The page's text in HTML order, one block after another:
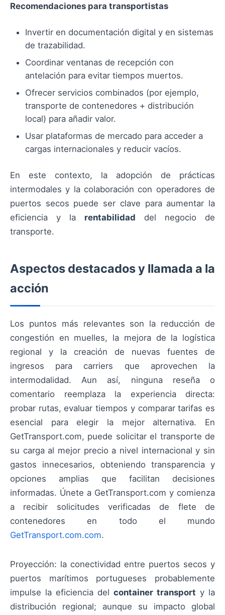
Recomendaciones para transportistas
Invertir en documentación digital y en sistemas
de trazabilidad.
Coordinar ventanas de recepción con
antelación para evitar tiempos muertos.
Ofrecer servicios combinados (por ejemplo,
transporte de contenedores + distribución
local) para añadir valor.
Usar plataformas de mercado para acceder a
cargas internacionales y reducir vacíos.
En este contexto, la adopción de prácticas
intermodales y la colaboración con operadores de
puertos secos puede ser clave para aumentar la
eficiencia y la rentabilidad del negocio de
transporte.
Aspectos destacados y llamada a la
acción
Los puntos más relevantes son la reducción de
congestión en muelles, la mejora de la logística
regional y la creación de nuevas fuentes de
ingresos para carriers que aprovechen la
intermodalidad. Aun así, ninguna reseña o
comentario reemplaza la experiencia directa:
probar rutas, evaluar tiempos y comparar tarifas es
esencial para elegir la mejor alternativa. En
GetTransport.com, puede solicitar el transporte de
su carga al mejor precio a nivel internacional y sin
gastos innecesarios, obteniendo transparencia y
opciones amplias que facilitan decisiones
informadas. Únete a GetTransport.com y comienza
a recibir solicitudes verificadas de flete de
contenedores en todo el mundo
GetTransport.com.com.
Proyección: la conectividad entre puertos secos y
puertos marítimos portugueses probablemente
impulse la eficiencia del container transport y la
distribución regional; aunque su impacto global